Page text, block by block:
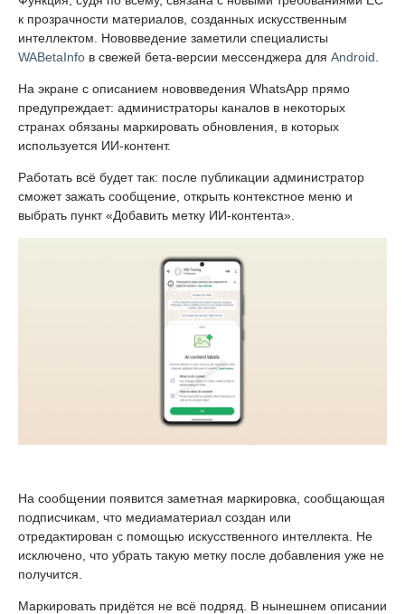
к прозрачности материалов, созданных искусственным
интеллектом. Нововведение заметили специалисты
WABetaInfo в свежей бета-версии мессенджера для Android
На экране с описанием нововведения WhatsApp прямо
предупреждает: администраторы каналов в некоторых
странах обязаны маркировать обновления, в которых
используется ИИ-контент.
Работать всё будет так: после публикации администратор
сможет зажать сообщение, открыть контекстное меню и
выбрать пункт «Добавить метку ИИ-контента».
На сообщении появится заметная маркировка, сообщающая
подписчикам, что медиаматериал создан или
отредактирован с помощью искусственного интеллекта. Не
исключено, что убрать такую метку после добавления уже не
получится.
Маркировать придётся не всё подряд. В нынешнем описании